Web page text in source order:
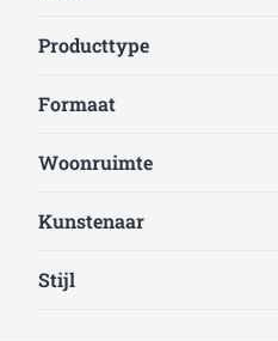
Producttype
Formaat
Woonruimte
Kunstenaar
Stijl